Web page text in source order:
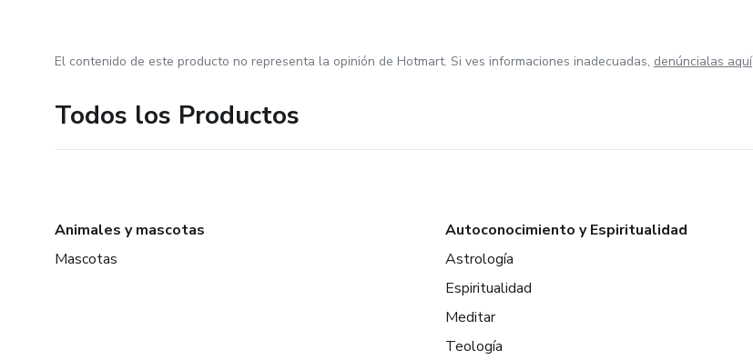
El contenido de este producto no representa la opinión de Hotmart. Si ves informaciones inadecuadas, denúncialas aquí
Todos los Productos
Animales y mascotas
Mascotas
Autoconocimiento y Espiritualidad
Astrología
Espiritualidad
Meditar
Teología